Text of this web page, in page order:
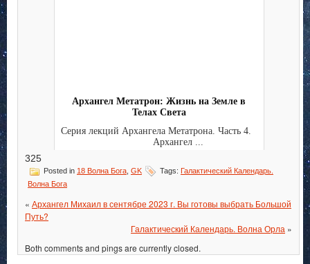
Архангел Метатрон: Жизнь на Земле в
Телах Света
Серия лекций Архангела Метатрона. Часть 4.
Архангел ...
325
Posted in 18 Волна Бога GK Tags: Галактический Календарь.
Волна Бога
« Архангел Михаил в сентябре 2023 г. Вы готовы выбрать Большой
Путь?
Галактический Календарь. Волна Орла »
Both comments and pings are currently closed.